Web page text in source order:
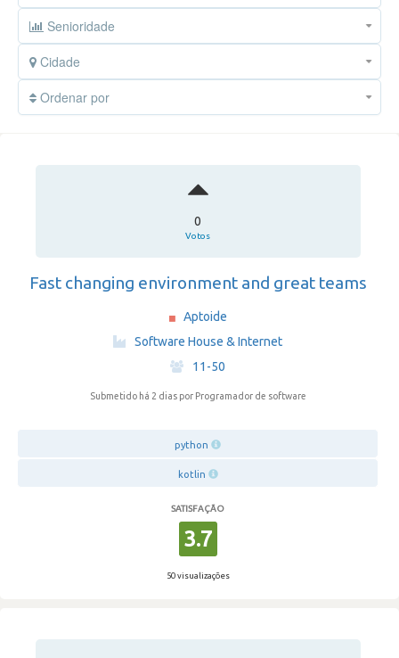
Senioridade
Cidade
Ordenar por
0
Votos
Fast changing environment and great teams
Aptoide
Software House & Internet
·
11-50
Submetido há 2 dias por Programador de software
python
kotlin
SATISFAÇÃO
3.7
50 visualizações